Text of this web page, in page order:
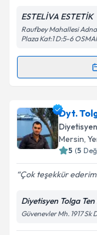
Kişisel
'ni
kapsamda
ESTELİVA ESTETİK
Raufbey Mahallesi
Plaza Kat:1 D:5-6
Randevu
Dyt. Meryem
talebi
için bir takvim
E-posta
Kişisel
Dyt.
Diyetisyen
Mersin,
5 (5
Çok teşekkür
Diyetisyen Tolga Ten
Güvenevler Mh. 1917 Sk